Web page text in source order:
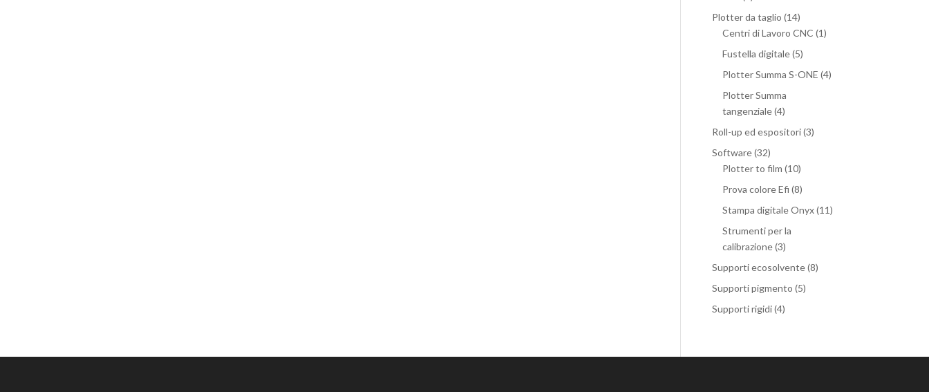
Plotter da taglio (14)
Centri di Lavoro CNC (1)
Fustella digitale(5)
Plotter Summa S-ONE (4)
Plotter Summa
tangenziale(4)
Roll-up ed espositori(3)
Software(32)
Plotter to film (10)
Prova colore Efi (8)
Stampa digitale Onyx(11)
Strumenti per la
calibrazione(3)
Supporti ecosolvente(8)
Supporti pigmento (5)
Supporti rigidi(4)